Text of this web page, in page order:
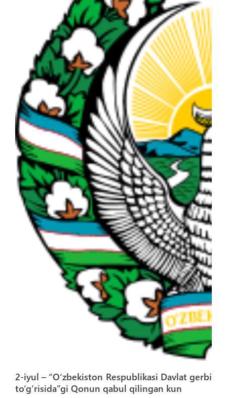
2-iyul – “O‘zbekiston Respublikasi Davlat gerbi
to‘g‘risida”gi Qonun qabul qilingan kun